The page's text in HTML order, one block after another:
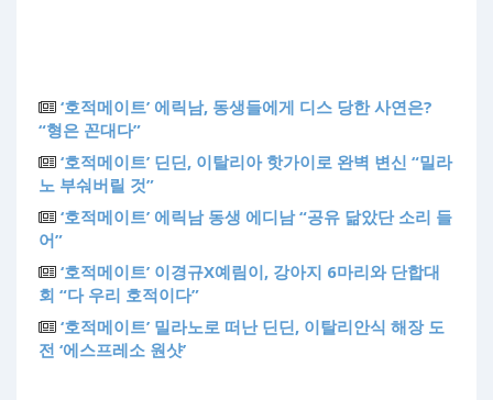
‘호적메이트’ 에릭남, 동생들에게 디스 당한 사연은?
“형은 꼰대다”
‘호적메이트’ 딘딘, 이탈리아 핫가이로 완벽 변신 “밀라
노 부숴버릴 것”
‘호적메이트’ 에릭남 동생 에디남 “공유 닮았단 소리 들
어”
‘호적메이트’ 이경규X예림이, 강아지 6마리와 단합대
회 “다 우리 호적이다”
‘호적메이트’ 밀라노로 떠난 딘딘, 이탈리안식 해장 도
전 ‘에스프레소 원샷’